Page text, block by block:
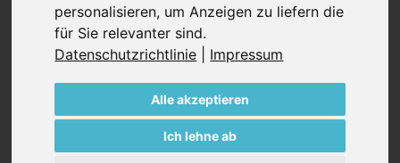
personalisieren, um Anzeigen zu liefern die
für Sie relevanter sind.
Datenschutzrichtlinie
Impressum
Alle akzeptieren
Ich lehne ab
Gasen, insbesondere Luft, geht. Wir begleiten Sie von
der Planung bis zur Realisierung Ihrer individuellen
Anforderungen mit unseren maßgeschneiderten
Märkten wie Additive Fertigung, die Holzindustrie und
Energie finden.
Unser Unternehmen, 1885 als Maschinenfabrik in